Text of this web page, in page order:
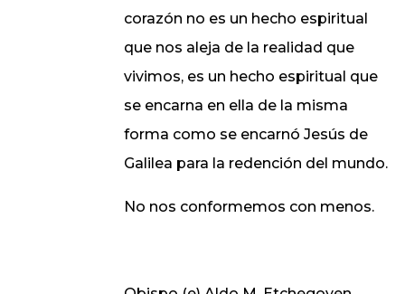
corazón no es un hecho espiritual
que nos aleja de la realidad que
vivimos, es un hecho espiritual que
se encarna en ella de la misma
forma como se encarnó Jesús de
Galilea para la redención del mundo.
No nos conformemos con menos.